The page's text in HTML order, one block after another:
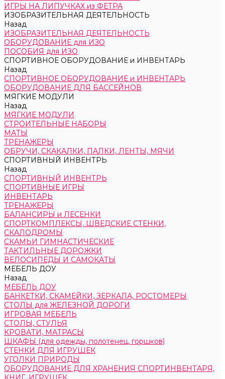
ИГРЫ НА ЛИПУЧКАХ из ФЕТРА
ИЗОБРАЗИТЕЛЬНАЯ ДЕЯТЕЛЬНОСТЬ
Назад
ИЗОБРАЗИТЕЛЬНАЯ ДЕЯТЕЛЬНОСТЬ
ОБОРУДОВАНИЕ для ИЗО
ПОСОБИЯ для ИЗО
СПОРТИВНОЕ ОБОРУДОВАНИЕ и ИНВЕНТАРЬ
Назад
СПОРТИВНОЕ ОБОРУДОВАНИЕ и ИНВЕНТАРЬ
ОБОРУДОВАНИЕ ДЛЯ БАССЕЙНОВ
МЯГКИЕ МОДУЛИ
Назад
МЯГКИЕ МОДУЛИ
СТРОИТЕЛЬНЫЕ НАБОРЫ
МАТЫ
ТРЕНАЖЕРЫ
ОБРУЧИ, СКАКАЛКИ, ПАЛКИ, ЛЕНТЫ, МЯЧИ
СПОРТИВНЫЙ ИНВЕНТРЬ
Назад
СПОРТИВНЫЙ ИНВЕНТРЬ
СПОРТИВНЫЕ ИГРЫ
ИНВЕНТАРЬ
ТРЕНАЖЕРЫ
БАЛАНСИРЫ и ЛЕСЕНКИ
СПОРТКОМПЛЕКСЫ, ШВЕДСКИЕ СТЕНКИ,
СКАЛОДРОМЫ
СКАМЬИ ГИМНАСТИЧЕСКИЕ
ТАКТИЛЬНЫЕ ДОРОЖКИ
ВЕЛОСИПЕДЫ И САМОКАТЫ
МЕБЕЛЬ ДОУ
Назад
МЕБЕЛЬ ДОУ
БАНКЕТКИ, СКАМЕЙКИ, ЗЕРКАЛА, РОСТОМЕРЫ
СТОЛЫ для ЖЕЛЕЗНОЙ ДОРОГИ
ИГРОВАЯ МЕБЕЛЬ
СТОЛЫ, СТУЛЬЯ
КРОВАТИ, МАТРАСЫ
ШКАФЫ (для одежды, полотенец, горшков)
СТЕНКИ ДЛЯ ИГРУШЕК
УГОЛКИ ПРИРОДЫ
ОБОРУДОВАНИЕ ДЛЯ ХРАНЕНИЯ СПОРТИНВЕНТАРЯ,